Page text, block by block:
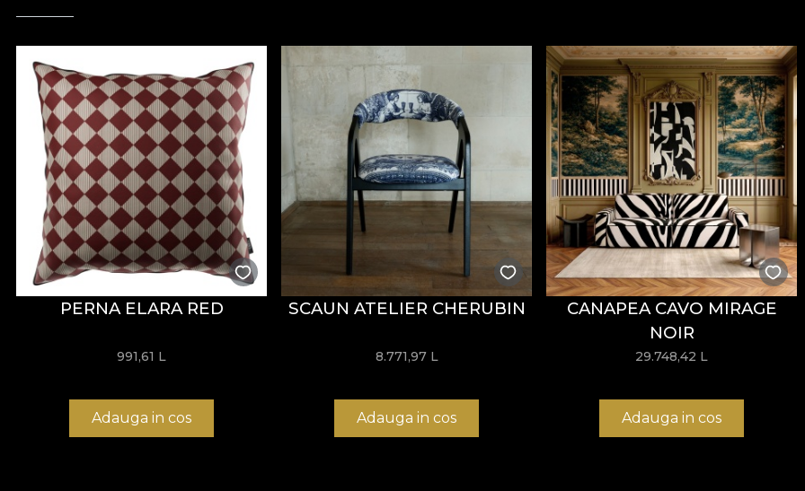
PERNA ELARA RED
991,61 L
Adauga in cos
SCAUN ATELIER CHERUBIN
8.771,97 L
Adauga in cos
CANAPEA CAVO MIRAGE
NOIR
29.748,42 L
Adauga in cos